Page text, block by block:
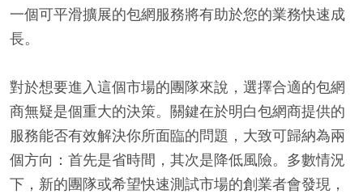
一個可平滑擴展的包網服務將有助於您的業務快速成
長。
對於想要進入這個市場的團隊來說，選擇合適的包網
商無疑是個重大的決策。關鍵在於明白包網商提供的
服務能否有效解決你所面臨的問題，大致可歸納為兩
個方向：首先是省時間，其次是降低風險。多數情況
下，新的團隊或希望快速測試市場的創業者會發現，